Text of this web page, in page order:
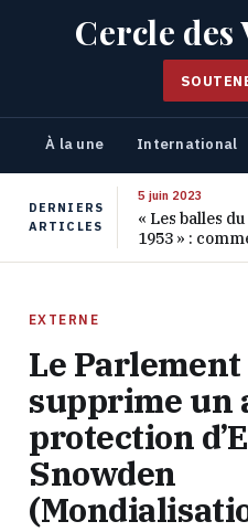
Cercle
À la une International
DERNIERS
ARTICLES
5 juin 2023
« Les balles
1953 » :
pour les 70
EXTERNE
Le
supprime un
protection
Snowden